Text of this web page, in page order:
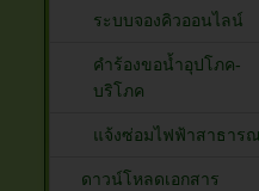
ระบบจองคิวออนไลน์
คำร้องขอน้ำอุปโภค-
บริโภค
แจ้งซ่อมไฟฟ้าสาธาร
ดาวน์โหลดเอกสาร